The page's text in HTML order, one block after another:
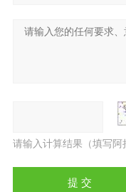
请输入计算结果（填写